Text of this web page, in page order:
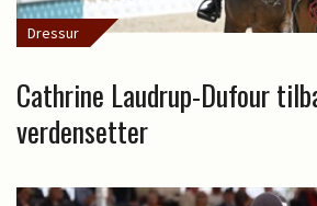
Dressur
Cathrine Laudrup-Dufour
verdensetter